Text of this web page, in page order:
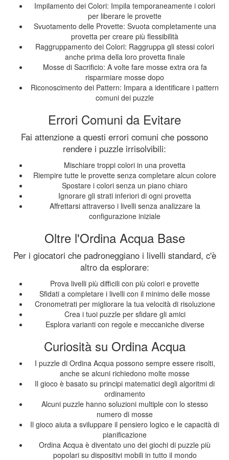
Impilamento dei Colori: Impila temporaneamente i colori
per liberare le provette
Svuotamento delle Provette: Svuota completamente una
provetta per creare più flessibilità
Raggruppamento dei Colori: Raggruppa gli stessi colori
anche prima della loro provetta finale
Mosse di Sacrificio: A volte fare mosse extra ora fa
risparmiare mosse dopo
Riconoscimento dei Pattern: Impara a identificare i pattern
comuni dei puzzle
Errori Comuni da Evitare
Fai attenzione a questi errori comuni che possono
rendere i puzzle irrisolvibili:
Mischiare troppi colori in una provetta
Riempire tutte le provette senza completare alcun colore
Spostare i colori senza un piano chiaro
Ignorare gli strati inferiori di ogni provetta
Affrettarsi attraverso i livelli senza analizzare la
configurazione iniziale
Oltre l'Ordina Acqua Base
Per i giocatori che padroneggiano i livelli standard, c'è
altro da esplorare:
Prova livelli più difficili con più colori e provette
Sfidati a completare i livelli con il minimo delle mosse
Cronometrati per migliorare la tua velocità di risoluzione
Crea i tuoi puzzle per sfidare gli amici
Esplora varianti con regole e meccaniche diverse
Curiosità su Ordina Acqua
I puzzle di Ordina Acqua possono sempre essere risolti,
anche se alcuni richiedono molte mosse
Il gioco è basato su principi matematici degli algoritmi di
ordinamento
Alcuni puzzle hanno soluzioni multiple con lo stesso
numero di mosse
Il gioco aiuta a sviluppare il pensiero logico e le capacità di
pianificazione
Ordina Acqua è diventato uno dei giochi di puzzle più
popolari su dispositivi mobili in tutto il mondo